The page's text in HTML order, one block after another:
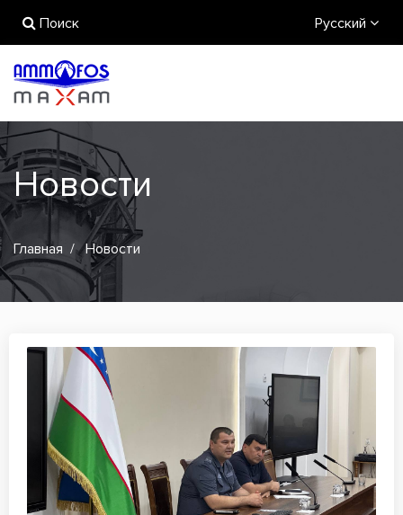
Поиск Русский
Новости
Главная Новости